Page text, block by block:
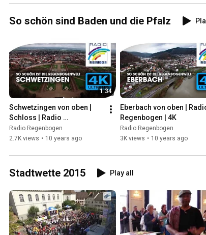
So schön sind Baden und die Pfalz
1:34
Schwetzingen von oben |
Schloss | Radio
Regenbogen | 4K
Radio Regenbogen
2.7K views • 10 years ago
Eberbach von oben |
Regenbogen | 4K
Radio Regenbogen
3K views • 10 years ago
Stadtwette 2015 Play all